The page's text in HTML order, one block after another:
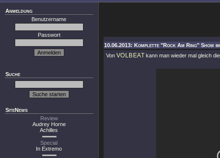
Anmeldung
Benutzername
Passwort
Suche
SiteNews
Review
Audrey Horne
Achilles
Special
In Extremo
10.06.2013: Komplette "Rock Am Ring" Show
Von VOLBEAT kann man wieder mal gleich